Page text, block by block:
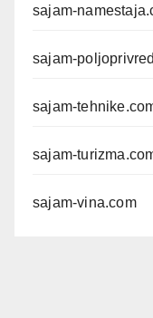
sajam-
sajam-
sajam-
sajam-
sajam-vina.com